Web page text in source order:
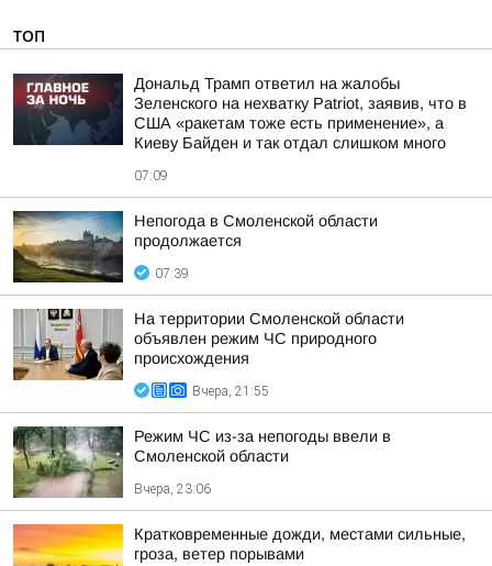
ТОП
Дональд Трамп ответил на жалобы
Зеленского на нехватку Patriot, заявив, что в
США «ракетам тоже есть применение», а
Киеву Байден и так отдал слишком много
07:09
Непогода в Смоленской области
продолжается
07:39
На территории Смоленской области
объявлен режим ЧС природного
происхождения
Вчера, 21:55
Режим ЧС из-за непогоды ввели в
Смоленской области
Вчера, 23:06
Кратковременные дожди, местами сильные,
гроза, ветер порывами